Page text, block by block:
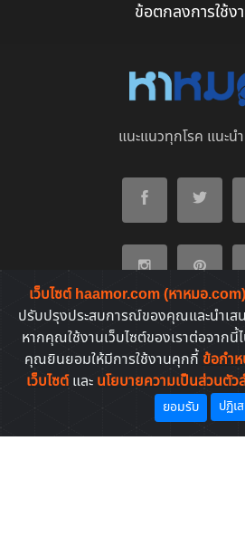
เว็บไซต์ haamor.com (หาหมอ
ปรับปรุงประสบการณ์ของคุณและนำเส
หากคุณใช้งานเว็บไซต์ของเราต่อจากนี้
คุณยินยอมให้มีการใช้งานคุกกี้ ข้อกำห
เว็บไซต์และ นโยบายความเป็นส่วนตัว
ยอมรับ ปฏิเ
ข้อตกลงการใช้ง
แนะแนวทุกโรค แนะน
หมวดบทความต่า
โรคที่พบบ่อยของคน